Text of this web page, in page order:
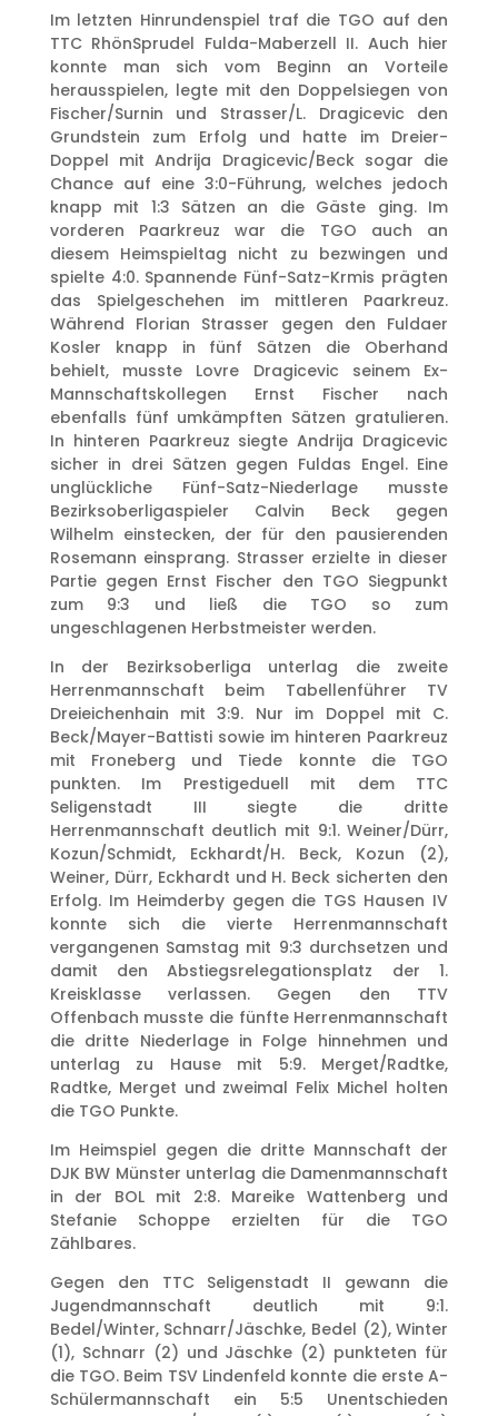
Im letzten Hinrundenspiel traf die TGO auf den
TTC RhönSprudel Fulda-Maberzell II. Auch hier
konnte man sich vom Beginn an Vorteile
herausspielen, legte mit den Doppelsiegen von
Fischer/Surnin und Strasser/L. Dragicevic den
Grundstein zum Erfolg und hatte im Dreier-
Doppel mit Andrija Dragicevic/Beck sogar die
Chance auf eine 3:0-Führung, welches jedoch
knapp mit 1:3 Sätzen an die Gäste ging. Im
vorderen Paarkreuz war die TGO auch an
diesem Heimspieltag nicht zu bezwingen und
spielte 4:0. Spannende Fünf-Satz-Krmis prägten
das Spielgeschehen im mittleren Paarkreuz.
Während Florian Strasser gegen den Fuldaer
Kosler knapp in fünf Sätzen die Oberhand
behielt, musste Lovre Dragicevic seinem Ex-
Mannschaftskollegen Ernst Fischer nach
ebenfalls fünf umkämpften Sätzen gratulieren.
In hinteren Paarkreuz siegte Andrija Dragicevic
sicher in drei Sätzen gegen Fuldas Engel. Eine
unglückliche Fünf-Satz-Niederlage musste
Bezirksoberligaspieler Calvin Beck gegen
Wilhelm einstecken, der für den pausierenden
Rosemann einsprang. Strasser erzielte in dieser
Partie gegen Ernst Fischer den TGO Siegpunkt
zum 9:3 und ließ die TGO so zum
ungeschlagenen Herbstmeister werden.
In der Bezirksoberliga unterlag die zweite
Herrenmannschaft beim Tabellenführer TV
Dreieichenhain mit 3:9. Nur im Doppel mit C.
Beck/Mayer-Battisti sowie im hinteren Paarkreuz
mit Froneberg und Tiede konnte die TGO
punkten. Im Prestigeduell mit dem TTC
Seligenstadt III siegte die dritte
Herrenmannschaft deutlich mit 9:1. Weiner/Dürr,
Kozun/Schmidt, Eckhardt/H. Beck, Kozun (2),
Weiner, Dürr, Eckhardt und H. Beck sicherten den
Erfolg. Im Heimderby gegen die TGS Hausen IV
konnte sich die vierte Herrenmannschaft
vergangenen Samstag mit 9:3 durchsetzen und
damit den Abstiegsrelegationsplatz der 1.
Kreisklasse verlassen. Gegen den TTV
Offenbach musste die fünfte Herrenmannschaft
die dritte Niederlage in Folge hinnehmen und
unterlag zu Hause mit 5:9. Merget/Radtke,
Radtke, Merget und zweimal Felix Michel holten
die TGO Punkte.
Im Heimspiel gegen die dritte Mannschaft der
DJK BW Münster unterlag die Damenmannschaft
in der BOL mit 2:8. Mareike Wattenberg und
Stefanie Schoppe erzielten für die TGO
Zählbares.
Gegen den TTC Seligenstadt II gewann die
Jugendmannschaft deutlich mit 9:1.
Bedel/Winter, Schnarr/Jäschke, Bedel (2), Winter
(1), Schnarr (2) und Jäschke (2) punkteten für
die TGO. Beim TSV Lindenfeld konnte die erste A-
Schülermannschaft ein 5:5 Unentschieden